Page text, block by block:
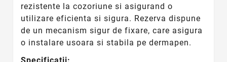
rezistente la cozoriune si asigurand o
utilizare eficienta si sigura. Rezerva dispune
de un mecanism sigur de fixare, care asigura
o instalare usoara si stabila pe dermapen.